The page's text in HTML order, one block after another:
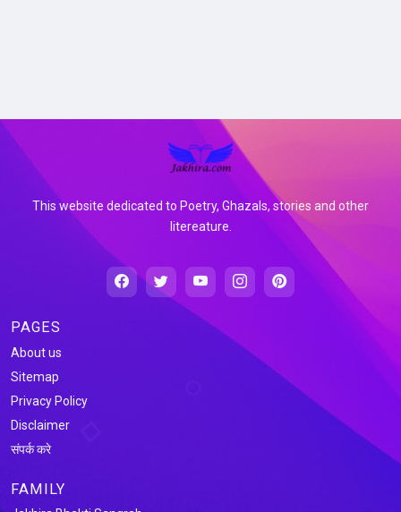
This website dedicated to Poetry, Ghazals, stories and other
litereature.
PAGES
About us
Sitemap
Privacy Policy
Disclaimer
संपर्क करे
FAMILY